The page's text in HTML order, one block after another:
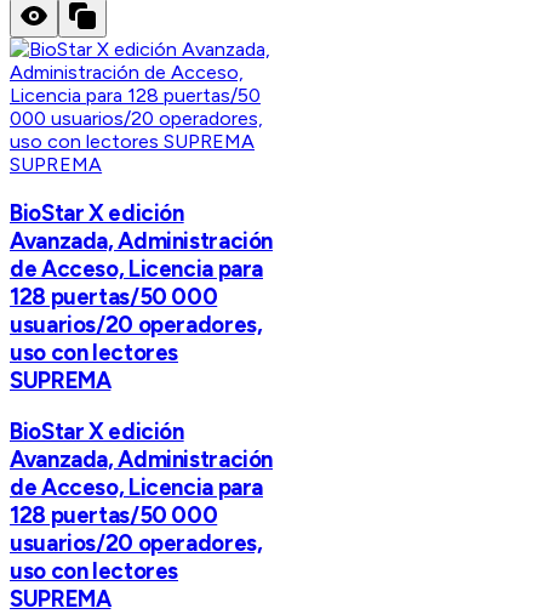
SUPREMA
BioStar X edición
Avanzada, Administración
de Acceso, Licencia para
128 puertas/50 000
usuarios/20 operadores,
uso con lectores
SUPREMA
BioStar X edición
Avanzada, Administración
de Acceso, Licencia para
128 puertas/50 000
usuarios/20 operadores,
uso con lectores
SUPREMA